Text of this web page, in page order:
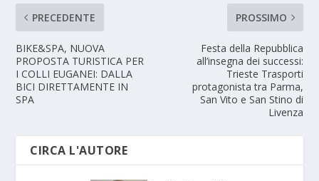
PRECEDENTE
BIKE&SPA, NUOVA
PROPOSTA TURISTICA PER
I COLLI EUGANEI: DALLA
BICI DIRETTAMENTE IN
SPA
PROSSIMO
Festa della Repubblica
all’insegna dei successi:
Trieste Trasporti
protagonista tra Parma,
San Vito e San Stino di
Livenza
CIRCA L'AUTORE